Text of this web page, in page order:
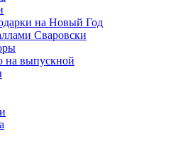
на Новый Год
Сваровски
на выпускной